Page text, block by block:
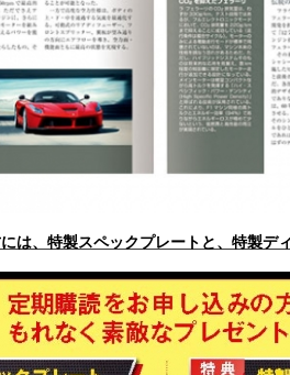
は、特製スペックプレートと、特製デ